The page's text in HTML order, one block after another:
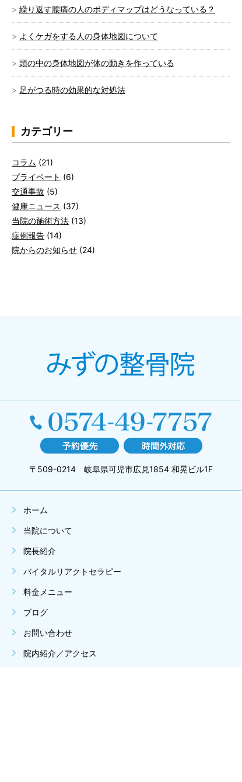
繰り返す腰痛の人のボディマップはどうなっている？
よくケガをする人の身体地図について
頭の中の身体地図が体の動きを作っている
足がつる時の効果的な対処法
カテゴリー
コラム (21)
プライベート (6)
交通事故 (5)
健康ニュース (37)
当院の施術方法 (13)
症例報告 (14)
院からのお知らせ (24)
〒509-0214 岐阜県可児市広見1854 和晃ビル1F
ホーム
当院について
院長紹介
バイタルリアクトセラピー
料金メニュー
ブログ
お問い合わせ
院内紹介／アクセス